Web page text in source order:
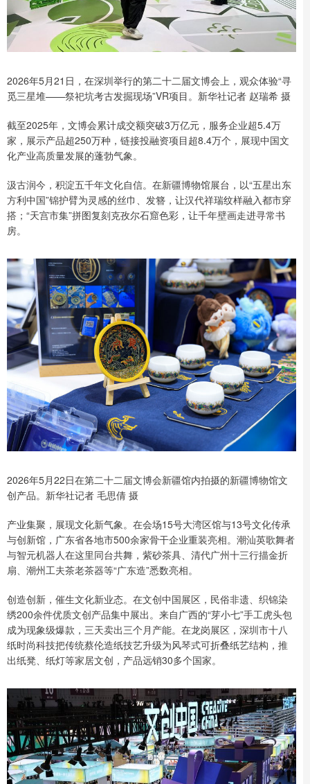
2026年5月21日，在深圳举行的第二十二届文博会上，观众体验“寻
觅三星堆——祭祀坑考古发掘现场”VR项目。新华社记者 赵瑞希 摄
截至2025年，文博会累计成交额突破3万亿元，服务企业超5.4万
家，展示产品超250万种，链接投融资项目超8.4万个，展现中国文
化产业高质量发展的蓬勃气象。
汲古润今，积淀五千年文化自信。在新疆博物馆展台，以“五星出东
方利中国”锦护臂为灵感的丝巾、发簪，让汉代祥瑞纹样融入都市穿
搭；“天宫市集”拼图复刻克孜尔石窟色彩，让千年壁画走进寻常书
房。
2026年5月22日在第二十二届文博会新疆馆内拍摄的新疆博物馆文
创产品。新华社记者 毛思倩 摄
产业集聚，展现文化新气象。在会场15号大湾区馆与13号文化传承
与创新馆，广东省各地市500余家骨干企业重装亮相。潮汕英歌舞者
与智元机器人在这里同台共舞，紫砂茶具、清代广州十三行描金折
扇、潮州工夫茶老茶器等“广东造”悉数亮相。
创造创新，催生文化新业态。在文创中国展区，民俗非遗、织锦染
绣200余件优质文创产品集中展出。来自广西的“芽小七”手工虎头包
成为现象级爆款，三天卖出三个月产能。在龙岗展区，深圳市十八
纸时尚科技把传统蔡伦造纸技艺升级为风琴式可折叠纸艺结构，推
出纸凳、纸灯等家居文创，产品远销30多个国家。